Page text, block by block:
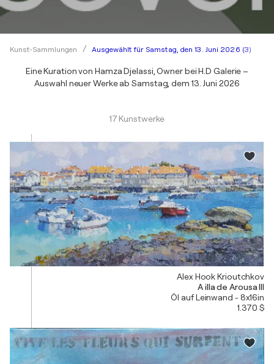
Kunst-Sammlungen Ausgewählt für Samstag, den 13. Juni 2026 (3)
Eine Kuration von Hamza Djelassi, Owner bei H.D Galerie –
Auswahl neuer Werke ab Samstag, dem 13. Juni 2026
17 Kunstwerke
Alex Hook Krioutchkov
A illa de Arousa III
Öl auf Leinwand - 8x16in
1.370 $